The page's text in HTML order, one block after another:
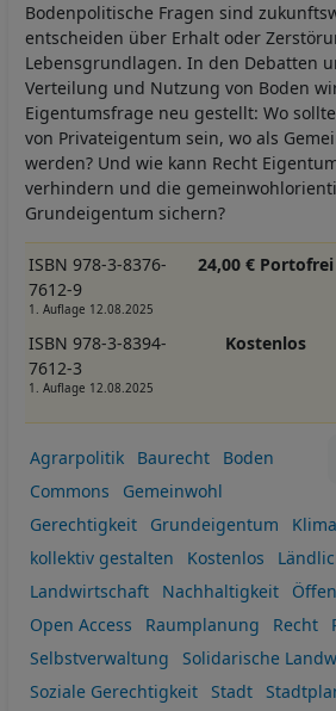
Bodenpolitische Fragen sind
entscheiden über Erhalt oder
Lebensgrundlagen. In den Debatten
Verteilung und Nutzung von Boden
Eigentumsfrage neu gestellt: Wo
von Privateigentum sein, wo als
werden? Und wie kann Recht
verhindern und die
Grundeigentum sichern?
ISBN 978-3-8376-
7612-9
1. Auflage 12.08.2025
24,00 € Portofrei
ISBN 978-3-8394-
7612-3
1. Auflage 12.08.2025
Kostenlos
Agrarpolitik Baurecht
Boden
Commons
Gemeinwohl
Gerechtigkeit
Grundeigentum
kollektiv gestalten
Kostenlos
Landwirtschaft
Nachhaltigkeit
Open Access
Raumplanung Recht
Selbstverwaltung
Solidarische
Soziale Gerechtigkeit
Stadt